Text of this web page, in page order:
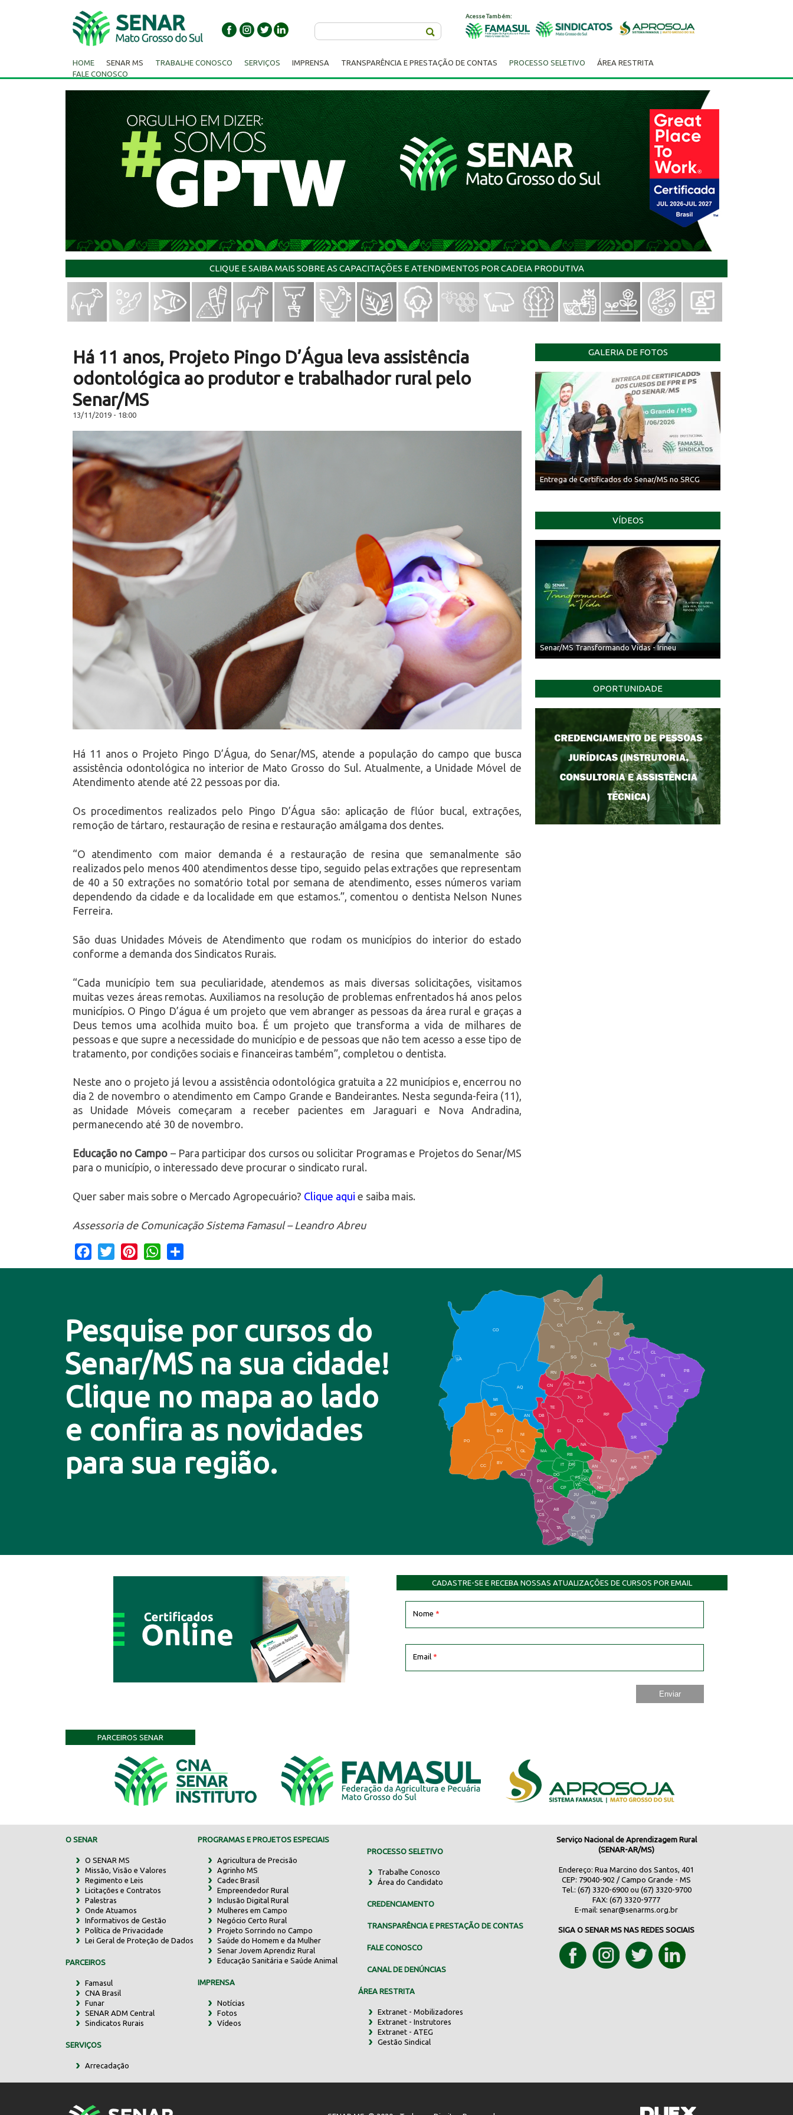
Acesse Também:
HOME SENAR MS TRABALHE CONOSCO SERVIÇOS IMPRENSA TRANSPARÊNCIA E PRESTAÇÃO DE CONTAS PROCESSO SELETIVO
ÁREA RESTRITA
FALE CONOSCO
CLIQUE E SAIBA MAIS SOBRE AS CAPACITAÇÕES E ATENDIMENTOS POR CADEIA PRODUTIVA
GALERIA DE FOTOS
Entrega de Certificados do Senar/MS no SRCG
VÍDEOS
Senar/MS Transformando Vidas - Irineu
OPORTUNIDADE
Há 11 anos, Projeto Pingo D’Água leva assistência
odontológica ao produtor e trabalhador rural pelo
Senar/MS
13/11/2019 - 18:00
Há 11 anos o Projeto Pingo D’Água, do Senar/MS, atende a população do campo que busca
assistência odontológica no interior de Mato Grosso do Sul. Atualmente, a Unidade Móvel de
Atendimento atende até 22 pessoas por dia.
Os procedimentos realizados pelo Pingo D’Água são: aplicação de flúor bucal, extrações,
remoção de tártaro, restauração de resina e restauração amálgama dos dentes.
“O atendimento com maior demanda é a restauração de resina que semanalmente são
realizados pelo menos 400 atendimentos desse tipo, seguido pelas extrações que representam
de 40 a 50 extrações no somatório total por semana de atendimento, esses números variam
dependendo da cidade e da localidade em que estamos.”, comentou o dentista Nelson Nunes
Ferreira.
São duas Unidades Móveis de Atendimento que rodam os municípios do interior do estado
conforme a demanda dos Sindicatos Rurais.
“Cada município tem sua peculiaridade, atendemos as mais diversas solicitações, visitamos
muitas vezes áreas remotas. Auxiliamos na resolução de problemas enfrentados há anos pelos
municípios. O Pingo D’água é um projeto que vem abranger as pessoas da área rural e graças a
Deus temos uma acolhida muito boa. É um projeto que transforma a vida de milhares de
pessoas e que supre a necessidade do município e de pessoas que não tem acesso a esse tipo de
tratamento, por condições sociais e financeiras também”, completou o dentista.
Neste ano o projeto já levou a assistência odontológica gratuita a 22 municípios e, encerrou no
dia 2 de novembro o atendimento em Campo Grande e Bandeirantes. Nesta segunda-feira (11),
as Unidade Móveis começaram a receber pacientes em Jaraguari e Nova Andradina,
permanecendo até 30 de novembro.
Educação no Campo – Para participar dos cursos ou solicitar Programas e Projetos do Senar/MS
para o município, o interessado deve procurar o sindicato rural.
Quer saber mais sobre o Mercado Agropecuário? Clique aqui e saiba mais.
Assessoria de Comunicação Sistema Famasul – Leandro Abreu
Facebook
Twitter PinterestWhatsApp
Pesquise por cursos do
Senar/MS na sua cidade!
Clique no mapa ao lado
e confira as novidades
para sua região.
CO
AQ
MI
AN
CX
RI
AL
CR
FI
SG
BA
CA
PA
CH CL
PB
SE
TL
AG
BR
SR
BT
AR
RP
RO
JG
CG
SI
NA
TA
NH
JT
RB
MA
IT
DR
DO
CP
JU
NV
IQ
EL
BD
BO
NI
JD
PO
BV
CC
PP
AJ
LC
AM
AB
JP
DB
TE
CS
PR
TA
SQ
IG
MN
IN
NO
BP
RN
CN
GL
AN
IV
FS
VC
GD
DE
AT
PG
SO
LA
CADASTRE-SE E RECEBA NOSSAS ATUALIZAÇÕES DE CURSOS POR EMAIL
Nome *
Email *
PARCEIROS SENAR
O SENAR
O SENAR MS
Missão, Visão e Valores
Regimento e Leis
Licitações e Contratos
Palestras
Onde Atuamos
Informativos de Gestão
Política de Privacidade
Lei Geral de Proteção de Dados
PARCEIROS
Famasul
CNA Brasil
Funar
SENAR ADM Central
Sindicatos Rurais
SERVIÇOS
Arrecadação
PROGRAMAS E PROJETOS ESPECIAIS
Agricultura de Precisão
Agrinho MS
Cadec Brasil
Empreendedor Rural
Inclusão Digital Rural
Mulheres em Campo
Negócio Certo Rural
Projeto Sorrindo no Campo
Saúde do Homem e da Mulher
Senar Jovem Aprendiz Rural
Educação Sanitária e Saúde Animal
IMPRENSA
Notícias
Fotos
Vídeos
PROCESSO SELETIVO
Trabalhe Conosco
Área do Candidato
CREDENCIAMENTO
TRANSPARÊNCIA E PRESTAÇÃO DE CONTAS
FALE CONOSCO
CANAL DE DENÚNCIAS
ÁREA RESTRITA
Extranet - Mobilizadores
Extranet - Instrutores
Extranet - ATEG
Gestão Sindical
Serviço Nacional de Aprendizagem Rural
(SENAR-AR/MS)
Endereço: Rua Marcino dos Santos, 401
CEP: 79040-902 / Campo Grande - MS
Tel.: (67) 3320-6900 ou (67) 3320-9700
FAX: (67) 3320-9777
E-mail:senar@senarms.org.br
SIGA O SENAR MS NAS REDES SOCIAIS